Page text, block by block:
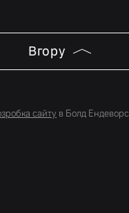
Вгору
сайту в Болд Ендеворс